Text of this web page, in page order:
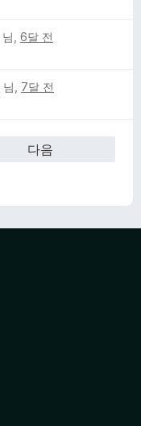
님, 6달 전
님, 7달 전
다음